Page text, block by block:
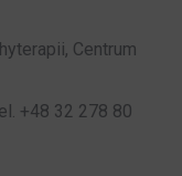
Centrum
+48 32 278 80